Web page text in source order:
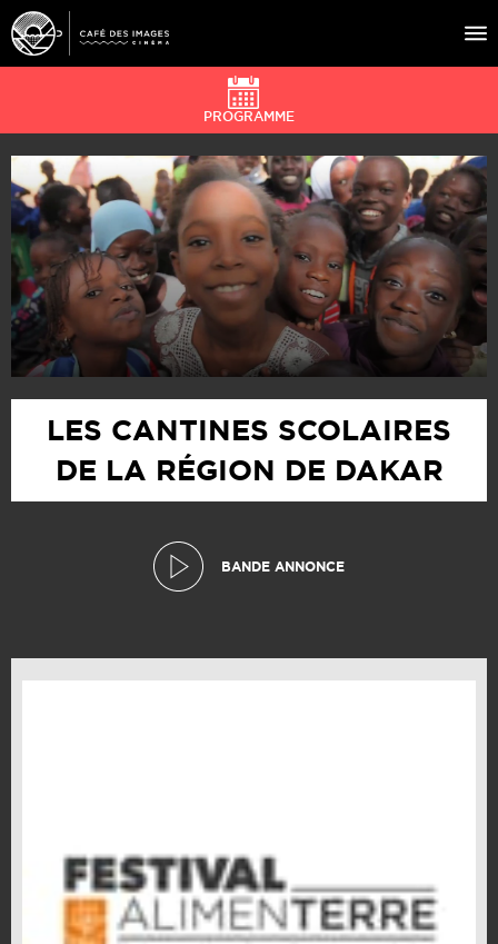
À L’AFFICHE
ÉVÉNEMENTS
CAFÉ DU CINÉ
PRATIQUE
ÉDUCATION AUX IMAGES
LES CANTINES SCOLAIRES
DE LA RÉGION DE DAKAR
BANDE ANNONCE
PROGRAMME